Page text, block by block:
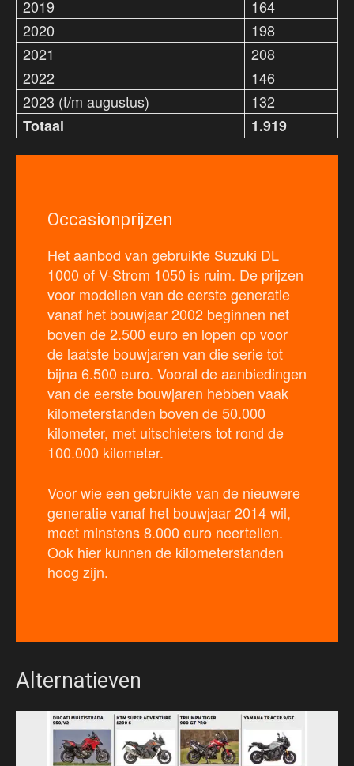
2019
164
2020
198
2021
208
2022
146
2023 (t/m augustus)
132
Totaal
1.919
Occasionprijzen
Het aanbod van gebruikte Suzuki DL
1000 of V-Strom 1050 is ruim. De prijzen
voor modellen van de eerste generatie
vanaf het bouwjaar 2002 beginnen net
boven de 2.500 euro en lopen op voor
de laatste bouwjaren van die serie tot
bijna 6.500 euro. Vooral de aanbiedingen
van de eerste bouwjaren hebben vaak
kilometerstanden boven de 50.000
kilometer, met uitschieters tot rond de
100.000 kilometer.
Voor wie een gebruikte van de nieuwere
generatie vanaf het bouwjaar 2014 wil,
moet minstens 8.000 euro neertellen.
Ook hier kunnen de kilometerstanden
hoog zijn.
Alternatieven